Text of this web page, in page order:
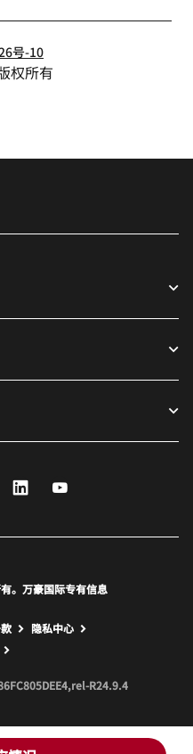
号-10
权所有
Twitter LinkedIn
。万豪国际专有信息
隐私中心
窗口
R24.9.4